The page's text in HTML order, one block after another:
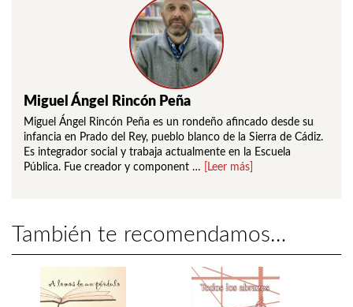
Miguel Ángel Rincón Peña
Miguel Ángel Rincón Peña es un rondeño afincado desde su
infancia en Prado del Rey, pueblo blanco de la Sierra de Cádiz.
Es integrador social y trabaja actualmente en la Escuela
Pública. Fue creador y component …
[Leer más]
También te recomendamos…